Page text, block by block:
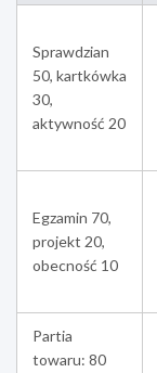
Sprawdzian
50, kartkówka
30,
aktywność 20
Egzamin 70,
projekt 20,
obecność 10
Partia
towaru: 80